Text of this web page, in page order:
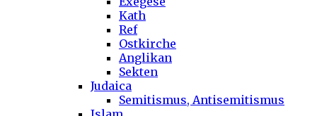
Kath
Ref
Ostkirche
Anglikan
Sekten
Judaica
Semitismus, Antisemitismus